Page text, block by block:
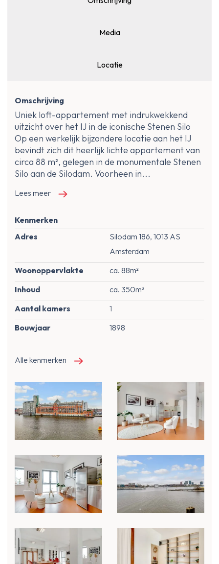
Media
Locatie
Omschrijving
Uniek loft-appartement met indrukwekkend
uitzicht over het IJ in de iconische Stenen Silo
Op een werkelijk bijzondere locatie aan het IJ
bevindt zich dit heerlijk lichte appartement van
circa 88 m², gelegen in de monumentale Stenen
Silo aan de Silodam. Voorheen in...
Lees meer
Kenmerken
Adres
Silodam 186, 1013 AS
Amsterdam
Woonoppervlakte
ca. 88m²
Inhoud
ca. 350m³
Aantal kamers
1
Bouwjaar
1898
Alle kenmerken